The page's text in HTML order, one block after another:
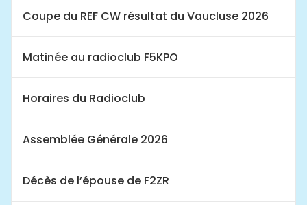
Coupe du REF CW résultat du Vaucluse 2026
Matinée au radioclub F5KPO
Horaires du Radioclub
Assemblée Générale 2026
Décès de l’épouse de F2ZR